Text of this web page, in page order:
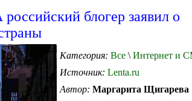
блогер заявил о
Категория: Все \ Интернет и
Источник: Lenta.ru
Автор: Маргарита Щигарева